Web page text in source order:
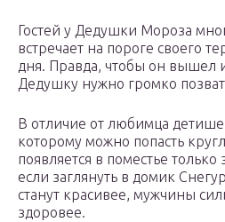
Гостей у Дедушки Мороза
встречает на пороге своего
дня. Правда, чтобы он вышел
Дедушку нужно громко
В отличие от любимца
которому можно попасть
появляется в поместье только
если заглянуть в домик
станут красивее, мужчины
здоровее.